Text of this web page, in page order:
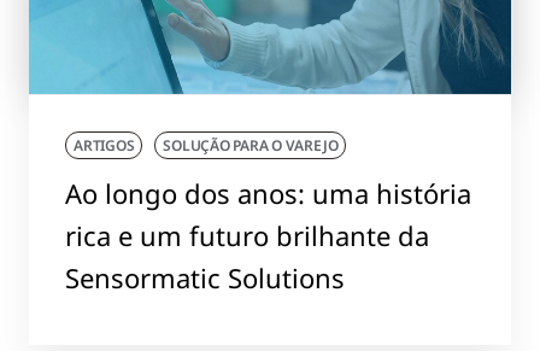
ARTIGOS SOLUÇÃO PARA O VAREJO
Ao longo dos anos: uma história
rica e um futuro brilhante da
Sensormatic Solutions